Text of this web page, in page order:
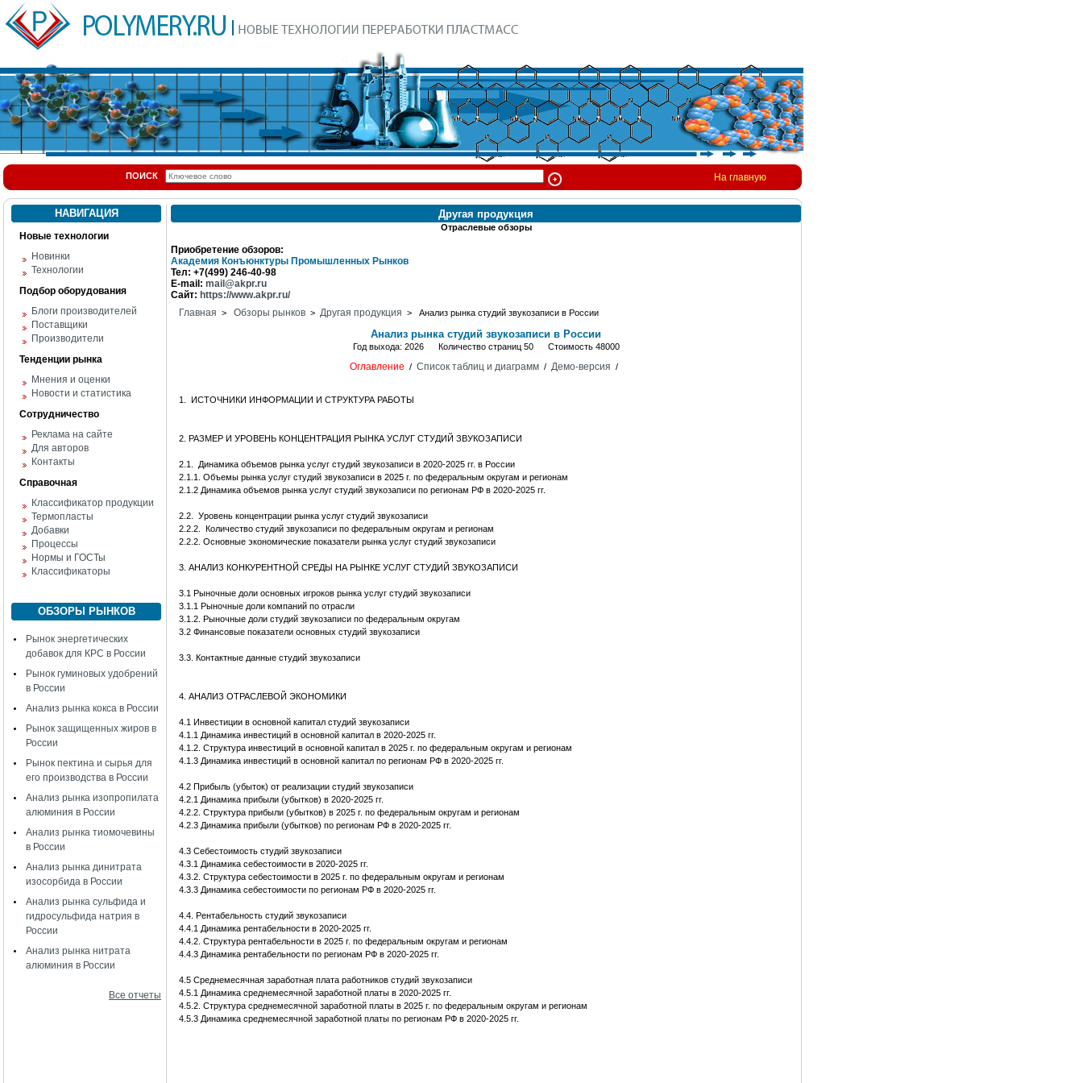
ПОИСК На главную
НАВИГАЦИЯ
Новые технологии
Новинки
Технологии
Подбор оборудования
Блоги производителей
Поставщики
Производители
Тенденции рынка
Мнения и оценки
Новости и статистика
Сотрудничество
Реклама на сайте
Для авторов
Контакты
Справочная
Классификатор продукции
Термопласты
Добавки
Процессы
Нормы и ГОСТы
Классификаторы
ОБЗОРЫ РЫНКОВ
Рынок энергетических
добавок для КРС в России
Рынок гуминовых удобрений
в России
Анализ рынка кокса в России
Рынок защищенных жиров в
России
Рынок пектина и сырья для
его производства в России
Анализ рынка изопропилата
алюминия в России
Анализ рынка тиомочевины
в России
Анализ рынка динитрата
изосорбида в России
Анализ рынка сульфида и
гидросульфида натрия в
России
Анализ рынка нитрата
алюминия в России
Все отчеты
Другая продукция
Отраслевые обзоры
Приобретение обзоров:
Академия Конъюнктуры Промышленных Рынков
Тел: +7(499) 246-40-98
E-mail: mail@akpr.ru
Сайт: https://www.akpr.ru/
Главная > Обзоры рынков > Другая продукция > Анализ рынка студий звукозаписи в России
Анализ рынка студий звукозаписи в России
Год выхода: 2026 Количество страниц 50 Стоимость 48000
Оглавление / Список таблиц и диаграмм/ Демо-версия /
1. ИСТОЧНИКИ ИНФОРМАЦИИ И СТРУКТУРА РАБОТЫ
2. РАЗМЕР И УРОВЕНЬ КОНЦЕНТРАЦИЯ РЫНКА УСЛУГ СТУДИЙ ЗВУКОЗАПИСИ
2.1.
Динамика объемов рынка услуг студий звукозаписи в 2020-2025 гг. в России
2.1.1. Объемы рынка услуг студий звукозаписи в 2025 г. по федеральным округам и регионам
2.1.2 Динамика объемов рынка услуг студий звукозаписи по регионам РФ в 2020-2025 гг.
2.2.
Уровень концентрации рынка услуг студий звукозаписи
2.2.2. Количество студий звукозаписи по федеральным округам и регионам
2.2.2. Основные экономические показатели рынка услуг студий звукозаписи
3. АНАЛИЗ КОНКУРЕНТНОЙ СРЕДЫ НА РЫНКЕ УСЛУГ СТУДИЙ ЗВУКОЗАПИСИ
3.1 Рыночные доли основных игроков рынка услуг студий звукозаписи
3.1.1 Рыночные доли компаний по отрасли
3.1.2. Рыночные доли студий звукозаписи по федеральным округам
3.2 Финансовые показатели основных студий звукозаписи
3.3. Контактные данные студий звукозаписи
4. АНАЛИЗ ОТРАСЛЕВОЙ ЭКОНОМИКИ
4.1 Инвестиции в основной капитал студий звукозаписи
4.1.1 Динамика инвестиций в основной капитал в 2020-2025 гг.
4.1.2. Структура инвестиций в основной капитал в 2025 г. по федеральным округам и регионам
4.1.3 Динамика инвестиций в основной капитал по регионам РФ в 2020-2025 гг.
4.2 Прибыль (убыток) от реализации студий звукозаписи
4.2.1 Динамика прибыли (убытков) в 2020-2025 гг.
4.2.2. Структура прибыли (убытков) в 2025 г. по федеральным округам и регионам
4.2.3 Динамика прибыли (убытков) по регионам РФ в 2020-2025 гг.
4.3 Себестоимость студий звукозаписи
4.3.1 Динамика себестоимости в 2020-2025 гг.
4.3.2. Структура себестоимости в 2025 г. по федеральным округам и регионам
4.3.3 Динамика себестоимости по регионам РФ в 2020-2025 гг.
4.4. Рентабельность студий звукозаписи
4.4.1 Динамика рентабельности в 2020-2025 гг.
4.4.2. Структура рентабельности в 2025 г. по федеральным округам и регионам
4.4.3 Динамика рентабельности по регионам РФ в 2020-2025 гг.
4.5 Среднемесячная заработная плата работников студий звукозаписи
4.5.1 Динамика среднемесячной заработной платы в 2020-2025 гг.
4.5.2. Структура среднемесячной заработной платы в 2025 г. по федеральным округам и регионам
4.5.3 Динамика среднемесячной заработной платы по регионам РФ в 2020-2025 гг.